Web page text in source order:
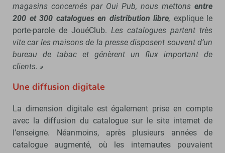
magasins concernés par Oui Pub, nous mettons entre
200 et 300 catalogues en distribution libre, explique le
porte-parole de JouéClub. Les catalogues partent très
vite car les maisons de la presse disposent souvent d’un
bureau de tabac et génèrent un flux important de
clients. »
Une diffusion digitale
La dimension digitale est également prise en compte
avec la diffusion du catalogue sur le site internet de
l’enseigne. Néanmoins, après plusieurs années de
catalogue augmenté, où les internautes pouvaient